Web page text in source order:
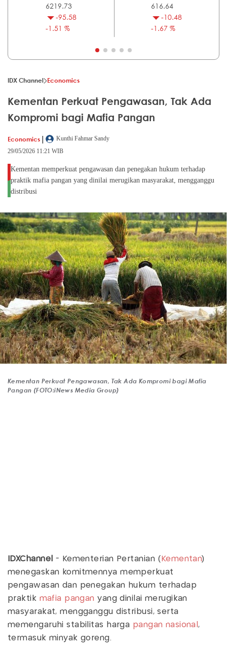
6219.73
-95.58
-1.51 %
616.64
-10.48
-1.67 %
IDX Channel Economics
Kementan Perkuat Pengawasan, Tak Ada
Kompromi bagi Mafia Pangan
Economics |
Kunthi Fahmar Sandy
29/05/2026 11:21 WIB
Kementan memperkuat pengawasan dan penegakan hukum terhadap
praktik mafia pangan yang dinilai merugikan masyarakat, mengganggu
distribusi
Kementan Perkuat Pengawasan, Tak Ada Kompromi bagi Mafia
Pangan (FOTO:iNews Media Group)
IDXChannel - Kementerian Pertanian ( Kementan)
menegaskan komitmennya memperkuat
pengawasan dan penegakan hukum terhadap
praktik mafia pangan yang dinilai merugikan
masyarakat, mengganggu distribusi, serta
memengaruhi stabilitas harga pangan nasional ,
termasuk minyak goreng.